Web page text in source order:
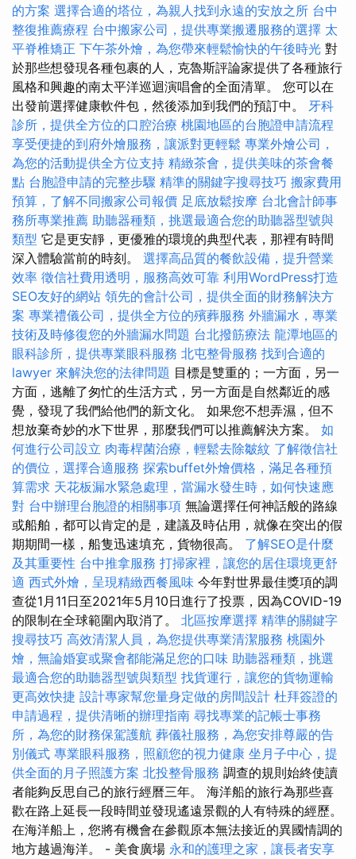
的方案 選擇合適的塔位，為親人找到永遠的安放之所 台中
整復推薦療程 台中搬家公司，提供專業搬遷服務的選擇 太
平脊椎矯正 下午茶外燴，為您帶來輕鬆愉快的午後時光 對
於那些想發現各種包裹的人，克魯斯評論家提供了各種旅行
風格和興趣的南太平洋巡迴演唱會的全面清單。 您可以在
出發前選擇健康軟件包，然後添加到我們的預訂中。 牙科
診所，提供全方位的口腔治療 桃園地區的台胞證申請流程
享受便捷的到府外燴服務，讓派對更輕鬆 專業外燴公司，
為您的活動提供全方位支持 精緻茶會，提供美味的茶會餐
點 台胞證申請的完整步驟 精準的關鍵字搜尋技巧 搬家費用
預算，了解不同搬家公司報價 足底放鬆按摩 台北會計師事
務所專業推薦 助聽器種類，挑選最適合您的助聽器型號與
類型 它是更安靜，更優雅的環境的典型代表，那裡有時間
深入體驗當前的時刻。 選擇高品質的餐飲設備，提升營業
效率 徵信社費用透明，服務高效可靠 利用WordPress打造
SEO友好的網站 領先的會計公司，提供全面的財務解決方
案 專業禮儀公司，提供全方位的殯葬服務 外牆漏水，專業
技術及時修復您的外牆漏水問題 台北撥筋療法 龍潭地區的
眼科診所，提供專業眼科服務 北屯整骨服務 找到合適的
lawyer 來解決您的法律問題 目標是雙重的；一方面，另一
方面，逃離了匆忙的生活方式，另一方面是自然鄰近的感
覺，發現了我們給他們的新文化。 如果您不想弄濕，但不
想放棄奇妙的水下世界，那麼我們可以推薦解決方案。 如
何進行公司設立 肉毒桿菌治療，輕鬆去除皺紋 了解徵信社
的價位，選擇合適服務 探索buffet外燴價格，滿足各種預
算需求 天花板漏水緊急處理，當漏水發生時，如何快速應
對 台中辦理台胞證的相關事項 無論選擇任何神話般的路線
或船舶，都可以肯定的是，建議及時佔用，就像在突出的假
期期間一樣，船隻迅速填充，貨物很高。 了解SEO是什麼
及其重要性 台中推拿服務 打掃家裡，讓您的居住環境更舒
適 西式外燴，呈現精緻西餐風味 今年對世界最佳獎項的調
查從1月11日至2021年5月10日進行了投票，因為COVID-19
的限制在全球範圍內取消了。 北區按摩選擇 精準的關鍵字
搜尋技巧 高效清潔人員，為您提供專業清潔服務 桃園外
燴，無論婚宴或聚會都能滿足您的口味 助聽器種類，挑選
最適合您的助聽器型號與類型 找貨運行，讓您的貨物運輸
更高效快捷 設計專家幫您量身定做的房間設計 杜拜簽證的
申請過程，提供清晰的辦理指南 尋找專業的記帳士事務
所，為您的財務保駕護航 葬儀社服務，為您安排尊嚴的告
別儀式 專業眼科服務，照顧您的視力健康 坐月子中心，提
供全面的月子照護方案 北投整骨服務 調查的規則始終使讀
者能夠反思自己的旅行經曆三年。 海洋船的旅行為那些喜
歡在路上延長一段時間並發現遙遠景觀的人有特殊的經歷。
在海洋船上，您將有機會在參觀原本無法接近的異國情調的
地方越過海洋。 - 美食廣場 永和的護理之家，讓長者安享